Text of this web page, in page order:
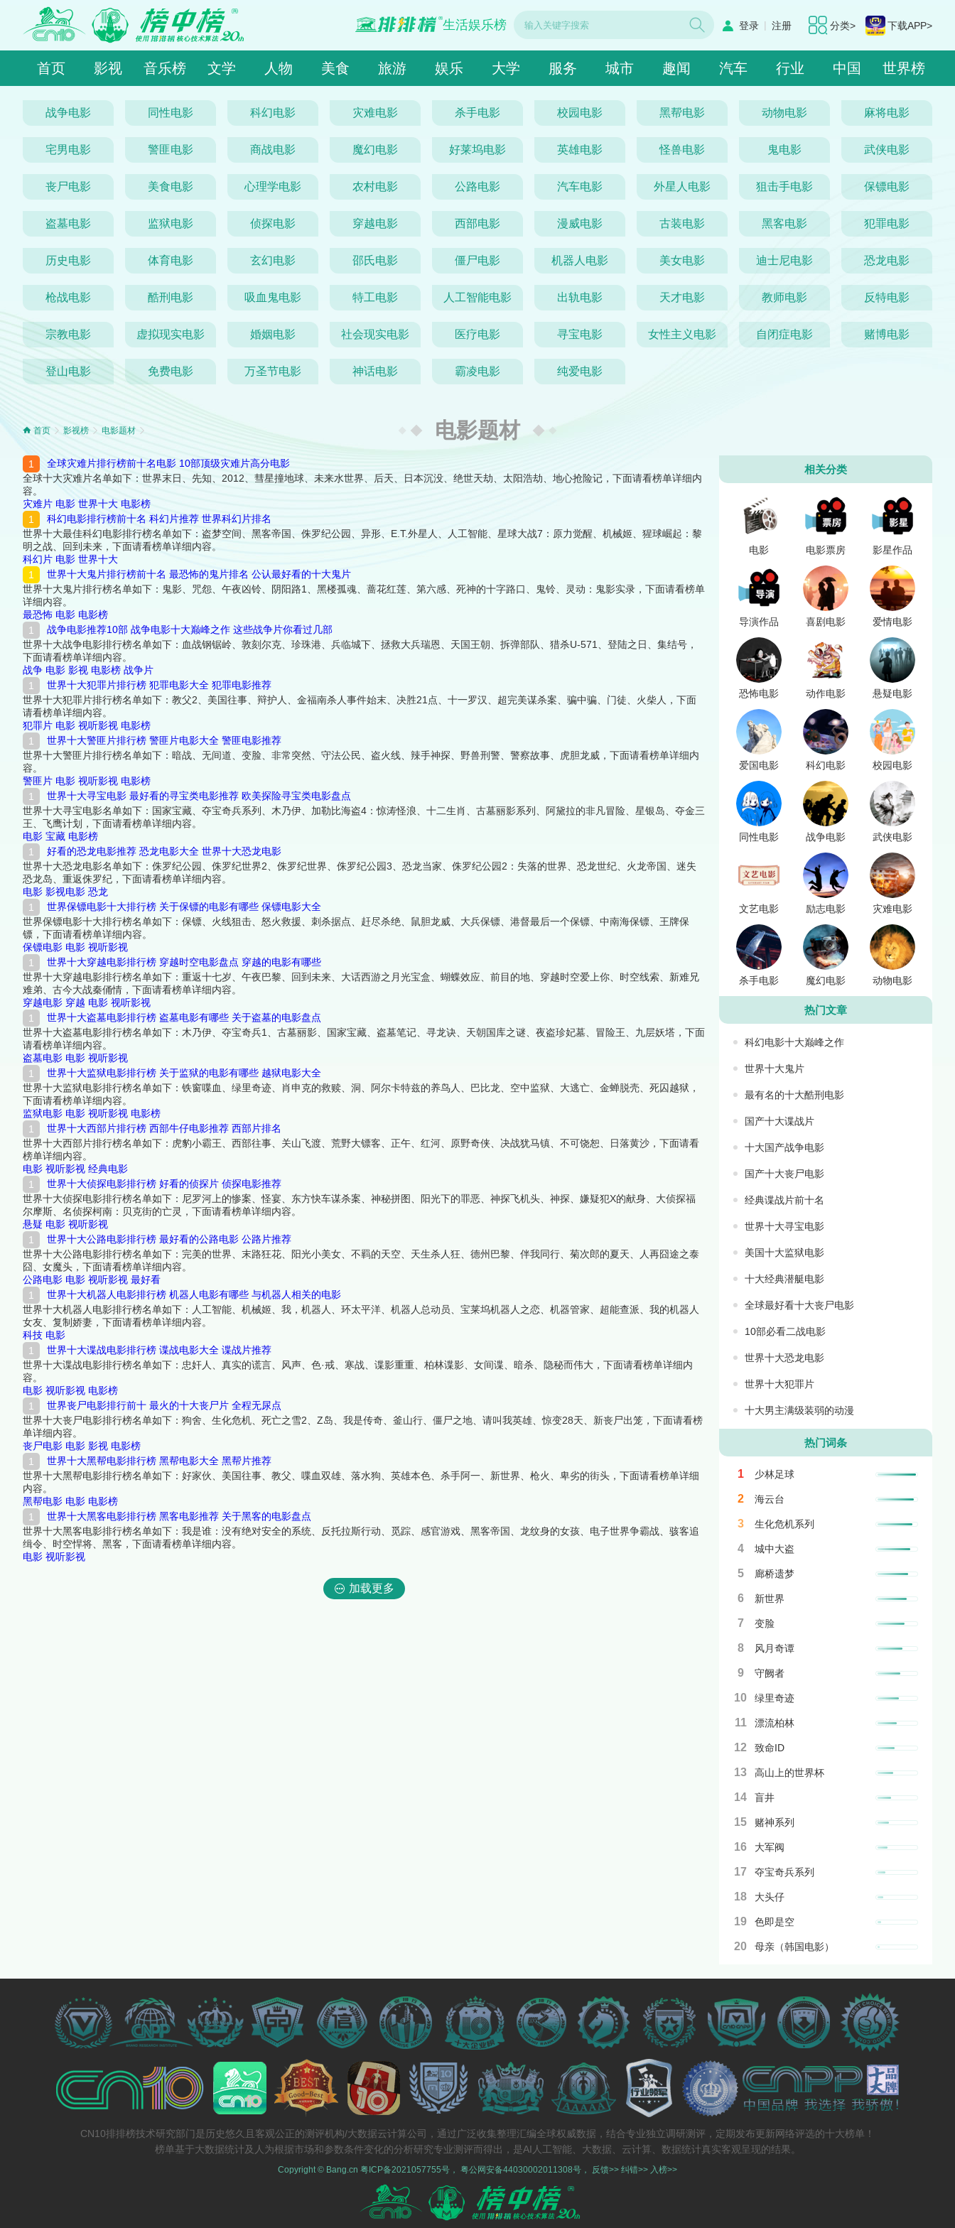
分类> 下载APP>
登录 | 注册
生活娱乐榜
首页 影视 音乐榜 文学 人物 美食 旅游 娱乐 大学 服务 城市 趣闻 汽车 行业 中国 世界榜
战争电影 同性电影 科幻电影 灾难电影 杀手电影 校园电影 黑帮电影 动物电影 麻将电影
宅男电影 警匪电影 商战电影 魔幻电影 好莱坞电影 英雄电影 怪兽电影 鬼电影 武侠电影
丧尸电影 美食电影 心理学电影 农村电影 公路电影 汽车电影 外星人电影 狙击手电影 保镖电影
盗墓电影 监狱电影 侦探电影 穿越电影 西部电影 漫威电影 古装电影 黑客电影 犯罪电影
历史电影 体育电影 玄幻电影 邵氏电影 僵尸电影 机器人电影 美女电影 迪士尼电影 恐龙电影
枪战电影 酷刑电影 吸血鬼电影 特工电影 人工智能电影 出轨电影 天才电影 教师电影 反特电影
宗教电影 虚拟现实电影 婚姻电影 社会现实电影 医疗电影 寻宝电影 女性主义电影 自闭症电影 赌博电影
登山电影 免费电影 万圣节电影 神话电影 霸凌电影 纯爱电影
电影题材
首页 影视榜 电影题材
全球灾难片排行榜前十名电影 10部顶级灾难片高分电影
全球十大灾难片名单如下：世界末日、先知、2012、彗星撞地球、未来水世界、后天、日本沉没、绝世天劫、太阳浩劫、地心抢险记，下面请看榜单详细内
容。
灾难片 电影 世界十大 电影榜
科幻电影排行榜前十名 科幻片推荐 世界科幻片排名
世界十大最佳科幻电影排行榜名单如下：盗梦空间、黑客帝国、侏罗纪公园、异形、E.T.外星人、人工智能、星球大战7：原力觉醒、机械姬、猩球崛起：黎
明之战、回到未来，下面请看榜单详细内容。
科幻片 电影 世界十大
世界十大鬼片排行榜前十名 最恐怖的鬼片排名 公认最好看的十大鬼片
世界十大鬼片排行榜名单如下：鬼影、咒怨、午夜凶铃、阴阳路1、黑楼孤魂、蔷花红莲、第六感、死神的十字路口、鬼铃、灵动：鬼影实录，下面请看榜单
详细内容。
最恐怖 电影 电影榜
战争电影推荐10部 战争电影十大巅峰之作 这些战争片你看过几部
世界十大战争电影排行榜名单如下：血战钢锯岭、敦刻尔克、珍珠港、兵临城下、拯救大兵瑞恩、天国王朝、拆弹部队、猎杀U-571、登陆之日、集结号，
下面请看榜单详细内容。
战争 电影 影视 电影榜 战争片
世界十大犯罪片排行榜 犯罪电影大全 犯罪电影推荐
世界十大犯罪片排行榜名单如下：教父2、美国往事、辩护人、金福南杀人事件始末、决胜21点、十一罗汉、超完美谋杀案、骗中骗、门徒、火柴人，下面
请看榜单详细内容。
犯罪片 电影 视听影视 电影榜
世界十大警匪片排行榜 警匪片电影大全 警匪电影推荐
世界十大警匪片排行榜名单如下：暗战、无间道、变脸、非常突然、守法公民、盗火线、辣手神探、野兽刑警、警察故事、虎胆龙威，下面请看榜单详细内
容。
警匪片 电影 视听影视 电影榜
世界十大寻宝电影 最好看的寻宝类电影推荐 欧美探险寻宝类电影盘点
世界十大寻宝电影名单如下：国家宝藏、夺宝奇兵系列、木乃伊、加勒比海盗4：惊涛怪浪、十二生肖、古墓丽影系列、阿黛拉的非凡冒险、星银岛、夺金三
王、飞鹰计划，下面请看榜单详细内容。
电影 宝藏 电影榜
好看的恐龙电影推荐 恐龙电影大全 世界十大恐龙电影
世界十大恐龙电影名单如下：侏罗纪公园、侏罗纪世界2、侏罗纪世界、侏罗纪公园3、恐龙当家、侏罗纪公园2：失落的世界、恐龙世纪、火龙帝国、迷失
恐龙岛、重返侏罗纪，下面请看榜单详细内容。
电影 影视电影 恐龙
世界保镖电影十大排行榜 关于保镖的电影有哪些 保镖电影大全
世界保镖电影十大排行榜名单如下：保镖、火线狙击、怒火救援、刺杀据点、赶尽杀绝、鼠胆龙威、大兵保镖、港督最后一个保镖、中南海保镖、王牌保
镖，下面请看榜单详细内容。
保镖电影 电影 视听影视
世界十大穿越电影排行榜 穿越时空电影盘点 穿越的电影有哪些
世界十大穿越电影排行榜名单如下：重返十七岁、午夜巴黎、回到未来、大话西游之月光宝盒、蝴蝶效应、前目的地、穿越时空爱上你、时空线索、新难兄
难弟、古今大战秦俑情，下面请看榜单详细内容。
穿越电影 穿越 电影 视听影视
世界十大盗墓电影排行榜 盗墓电影有哪些 关于盗墓的电影盘点
世界十大盗墓电影排行榜名单如下：木乃伊、夺宝奇兵1、古墓丽影、国家宝藏、盗墓笔记、寻龙诀、天朝国库之谜、夜盗珍妃墓、冒险王、九层妖塔，下面
请看榜单详细内容。
盗墓电影 电影 视听影视
世界十大监狱电影排行榜 关于监狱的电影有哪些 越狱电影大全
世界十大监狱电影排行榜名单如下：铁窗喋血、绿里奇迹、肖申克的救赎、洞、阿尔卡特兹的养鸟人、巴比龙、空中监狱、大逃亡、金蝉脱壳、死囚越狱，
下面请看榜单详细内容。
监狱电影 电影 视听影视 电影榜
世界十大西部片排行榜 西部牛仔电影推荐 西部片排名
世界十大西部片排行榜名单如下：虎豹小霸王、西部往事、关山飞渡、荒野大镖客、正午、红河、原野奇侠、决战犹马镇、不可饶恕、日落黄沙，下面请看
榜单详细内容。
电影 视听影视 经典电影
世界十大侦探电影排行榜 好看的侦探片 侦探电影推荐
世界十大侦探电影排行榜名单如下：尼罗河上的惨案、怪宴、东方快车谋杀案、神秘拼图、阳光下的罪恶、神探飞机头、神探、嫌疑犯X的献身、大侦探福
尔摩斯、名侦探柯南：贝克街的亡灵，下面请看榜单详细内容。
悬疑 电影 视听影视
世界十大公路电影排行榜 最好看的公路电影 公路片推荐
世界十大公路电影排行榜名单如下：完美的世界、末路狂花、阳光小美女、不羁的天空、天生杀人狂、德州巴黎、伴我同行、菊次郎的夏天、人再囧途之泰
囧、女魔头，下面请看榜单详细内容。
公路电影 电影 视听影视 最好看
世界十大机器人电影排行榜 机器人电影有哪些 与机器人相关的电影
世界十大机器人电影排行榜名单如下：人工智能、机械姬、我，机器人、环太平洋、机器人总动员、宝莱坞机器人之恋、机器管家、超能查派、我的机器人
女友、复制娇妻，下面请看榜单详细内容。
科技 电影
世界十大谍战电影排行榜 谍战电影大全 谍战片推荐
世界十大谍战电影排行榜名单如下：忠奸人、真实的谎言、风声、色·戒、寒战、谍影重重、柏林谍影、女间谍、暗杀、隐秘而伟大，下面请看榜单详细内
容。
电影 视听影视 电影榜
世界丧尸电影排行前十 最火的十大丧尸片 全程无尿点
世界十大丧尸电影排行榜名单如下：狗舍、生化危机、死亡之雪2、Z岛、我是传奇、釜山行、僵尸之地、请叫我英雄、惊变28天、新丧尸出笼，下面请看榜
单详细内容。
丧尸电影 电影 影视 电影榜
世界十大黑帮电影排行榜 黑帮电影大全 黑帮片推荐
世界十大黑帮电影排行榜名单如下：好家伙、美国往事、教父、喋血双雄、落水狗、英雄本色、杀手阿一、新世界、枪火、卑劣的街头，下面请看榜单详细
内容。
黑帮电影 电影 电影榜
世界十大黑客电影排行榜 黑客电影推荐 关于黑客的电影盘点
世界十大黑客电影排行榜名单如下：我是谁：没有绝对安全的系统、反托拉斯行动、觅踪、感官游戏、黑客帝国、龙纹身的女孩、电子世界争霸战、骇客追
缉令、时空悍将、黑客，下面请看榜单详细内容。
电影 视听影视
加载更多
相关分类
电影 电影票房 影星作品
导演作品 喜剧电影 爱情电影
恐怖电影 动作电影 悬疑电影
爱国电影 科幻电影 校园电影
同性电影 战争电影 武侠电影
文艺电影 励志电影 灾难电影
杀手电影 魔幻电影 动物电影
热门文章
科幻电影十大巅峰之作
世界十大鬼片
最有名的十大酷刑电影
国产十大谍战片
十大国产战争电影
国产十大丧尸电影
经典谍战片前十名
世界十大寻宝电影
美国十大监狱电影
十大经典潜艇电影
全球最好看十大丧尸电影
10部必看二战电影
世界十大恐龙电影
世界十大犯罪片
十大男主满级装弱的动漫
热门词条
1 少林足球
2 海云台
3 生化危机系列
4 城中大盗
5 廊桥遗梦
6 新世界
7 变脸
8 风月奇谭
9 守阙者
10 绿里奇迹
11 漂流柏林
12 致命ID
13 高山上的世界杯
14 盲井
15 赌神系列
16 大军阀
17 夺宝奇兵系列
18 大头仔
19 色即是空
20 母亲（韩国电影）
CN10排排榜技术研究部门是历史悠久且客观公正的测评机构/大数据云计算公司，通过广泛收集整理汇编全球权威数据，结合专业独立调研测评，定期发布更新网络评选的十大榜单！
榜单基于大数据统计及人为根据市场和参数条件变化的分析研究专业测评而得出，是AI人工智能、大数据、云计算、数据统计真实客观呈现的结果。
Copyright © Bang.cn 粤ICP备2021057755号 ， 粤公网安备44030002011308号 ， 反馈>> 纠错>> 入榜>>